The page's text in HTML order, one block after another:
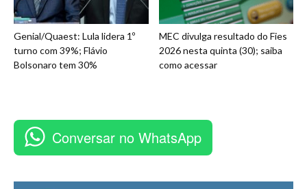
Genial/Quaest: Lula lidera 1º
turno com 39%; Flávio
Bolsonaro tem 30%
MEC divulga resultado do Fies
2026 nesta quinta (30); saiba
como acessar
Conversar no WhatsApp